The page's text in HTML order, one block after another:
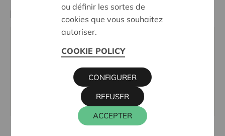
Partenaire
SCHWARZER WEG 6, 4780 SANKT VITH
080229209
info@zvs.be
https://www.zvs.be/
ou définir les sortes de
cookies que vous souhaitez
autoriser.
COOKIE POLICY
ACCEPTER
REFUSER
CONFIGURER